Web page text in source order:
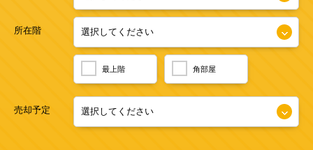
所在階
最上階 角部屋
売却予定